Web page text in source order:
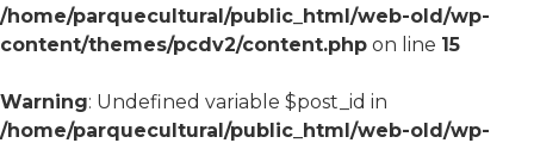
/home/parquecultural/public_html/web-old/wp-
content/themes/pcdv2/content.php on line 15
Warning: Undefined variable $post_id in
/home/parquecultural/public_html/web-old/wp-